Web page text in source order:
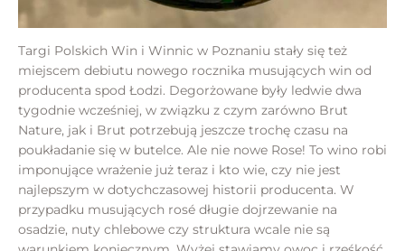
Targi Polskich Win i Winnic w Poznaniu stały się też
miejscem debiutu nowego rocznika musujących win od
producenta spod Łodzi. Degorżowane były ledwie dwa
tygodnie wcześniej, w związku z czym zarówno Brut
Nature, jak i Brut potrzebują jeszcze trochę czasu na
poukładanie się w butelce. Ale nie nowe Rose! To wino robi
imponujące wrażenie już teraz i kto wie, czy nie jest
najlepszym w dotychczasowej historii producenta. W
przypadku musujących rosé długie dojrzewanie na
osadzie, nuty chlebowe czy struktura wcale nie są